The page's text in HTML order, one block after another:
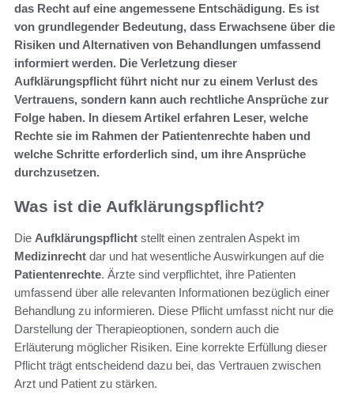
das Recht auf eine angemessene Entschädigung. Es ist
von grundlegender Bedeutung, dass Erwachsene über die
Risiken und Alternativen von Behandlungen umfassend
informiert werden. Die Verletzung dieser
Aufklärungspflicht führt nicht nur zu einem Verlust des
Vertrauens, sondern kann auch rechtliche Ansprüche zur
Folge haben. In diesem Artikel erfahren Leser, welche
Rechte sie im Rahmen der Patientenrechte haben und
welche Schritte erforderlich sind, um ihre Ansprüche
durchzusetzen.
Was ist die Aufklärungspflicht?
Die Aufklärungspflicht stellt einen zentralen Aspekt im
Medizinrecht dar und hat wesentliche Auswirkungen auf die
Patientenrechte. Ärzte sind verpflichtet, ihre Patienten
umfassend über alle relevanten Informationen bezüglich einer
Behandlung zu informieren. Diese Pflicht umfasst nicht nur die
Darstellung der Therapieoptionen, sondern auch die
Erläuterung möglicher Risiken. Eine korrekte Erfüllung dieser
Pflicht trägt entscheidend dazu bei, das Vertrauen zwischen
Arzt und Patient zu stärken.